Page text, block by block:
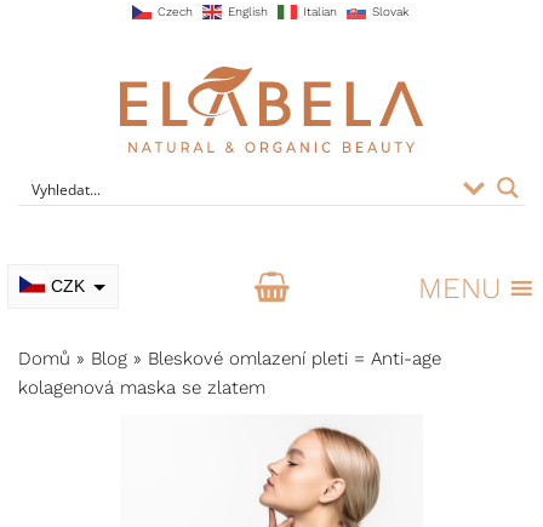
Czech English Italian Slovak
ELABELA Beauty Kvalitní kosmetika pro vás
CZK MENU
Domů » Blog » Bleskové omlazení pleti = Anti-age
kolagenová maska se zlatem